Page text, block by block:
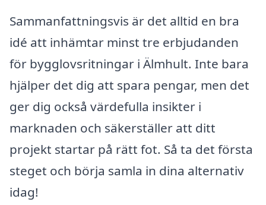
Sammanfattningsvis är det alltid en bra
idé att inhämtar minst tre erbjudanden
för bygglovsritningar i Älmhult. Inte bara
hjälper det dig att spara pengar, men det
ger dig också värdefulla insikter i
marknaden och säkerställer att ditt
projekt startar på rätt fot. Så ta det första
steget och börja samla in dina alternativ
idag!